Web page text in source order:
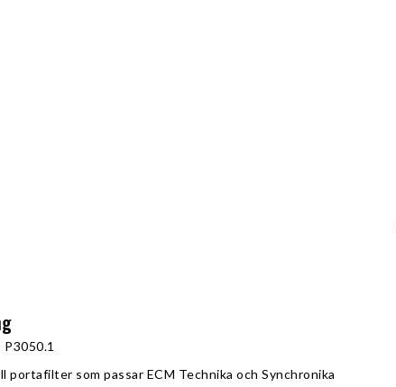
portafilter som passar ECM Technika och Synchronika